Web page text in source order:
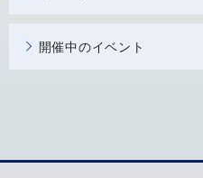
開催中のイベント